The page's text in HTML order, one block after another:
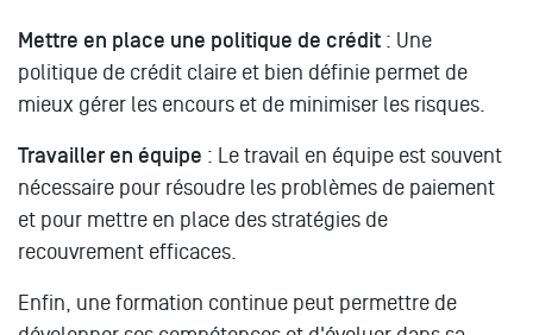
Mettre en place une politique de crédit : Une
politique de crédit claire et bien définie permet de
mieux gérer les encours et de minimiser les risques.
Travailler en équipe : Le travail en équipe est souvent
nécessaire pour résoudre les problèmes de paiement
et pour mettre en place des stratégies de
recouvrement efficaces.
Enfin, une formation continue peut permettre de